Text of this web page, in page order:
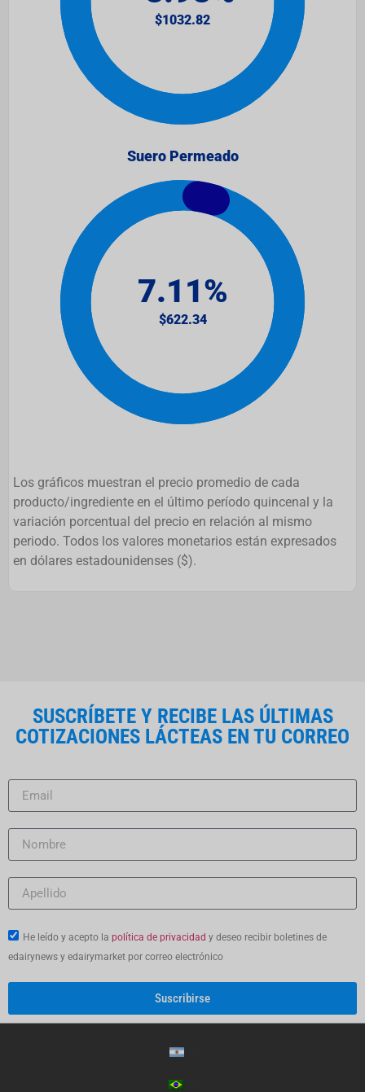
Suero Permeado
Los gráficos muestran el precio promedio de cada
producto/ingrediente en el último período quincenal y la
variación porcentual del precio en relación al mismo
periodo. Todos los valores monetarios están expresados
en dólares estadounidenses ($).
SUSCRÍBETE Y RECIBE LAS ÚLTIMAS
COTIZACIONES LÁCTEAS EN TU CORREO
He leído y acepto la política de privacidad y deseo recibir boletines de
edairynews y edairymarket por correo electrónico
Suscribirse